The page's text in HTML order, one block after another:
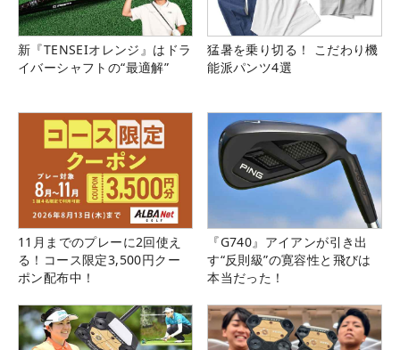
新『TENSEIオレンジ』はドラ
イバーシャフトの“最適解”
猛暑を乗り切る！ こだわり機
能派パンツ4選
11月までのプレーに2回使え
る！コース限定3,500円クー
ポン配布中！
『G740』アイアンが引き出
す“反則級”の寛容性と飛びは
本当だった！